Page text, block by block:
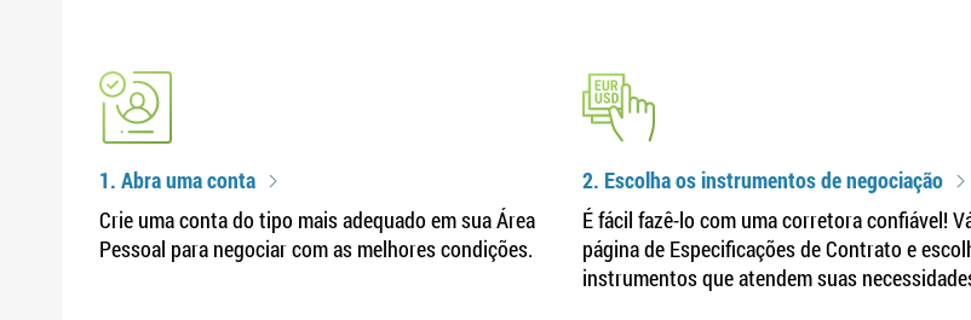
1. Abra uma conta
Crie uma conta do tipo mais adequado em sua Área
Pessoal para negociar com as melhores condições.
2. Escolha os instrumentos de negociação
É fácil fazê-lo com uma corretora confiável!
página de Especificações de Contrato e
instrumentos que atendem suas